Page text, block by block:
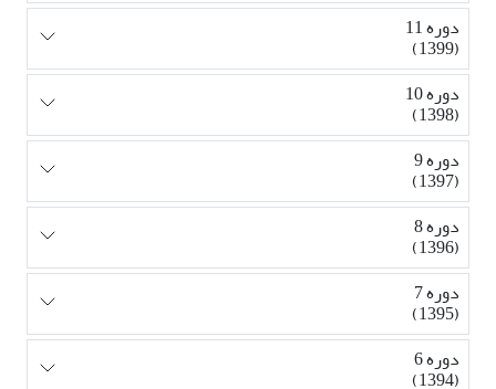
دوره 11
(1399)
دوره 10
(1398)
دوره 9
(1397)
دوره 8
(1396)
دوره 7
(1395)
دوره 6
(1394)